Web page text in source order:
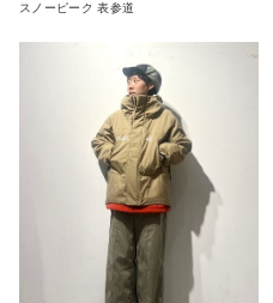
スノーピーク 表参道